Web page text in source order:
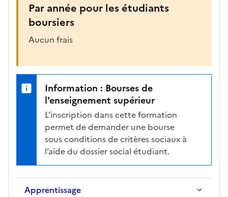
Par année pour les étudiants
boursiers
Aucun frais
Information : Bourses de
l'enseignement supérieur
L’inscription dans cette formation
permet de demander une bourse
sous conditions de critères sociaux à
l’aide du dossier social étudiant.
Apprentissage